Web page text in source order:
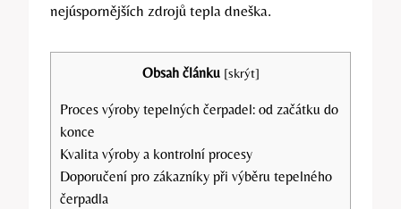
nejúspornějších zdrojů tepla dneška.
Obsah článku [skrýt]
Proces výroby tepelných čerpadel: od začátku do
konce
Kvalita výroby a kontrolní procesy
Doporučení pro zákazníky při výběru tepelného
čerpadla